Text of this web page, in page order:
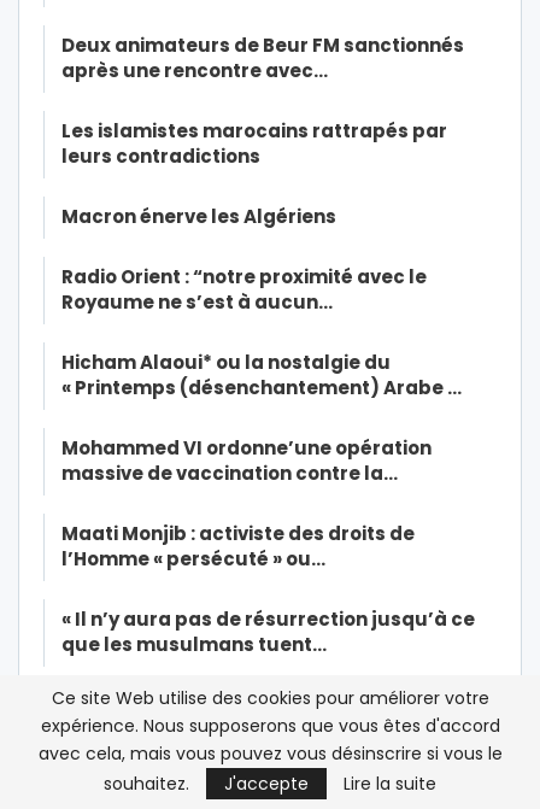
Deux animateurs de Beur FM sanctionnés
après une rencontre avec…
Les islamistes marocains rattrapés par
leurs contradictions
Macron énerve les Algériens
Radio Orient : “notre proximité avec le
Royaume ne s’est à aucun…
Hicham Alaoui* ou la nostalgie du
« Printemps (désenchantement) Arabe …
Mohammed VI ordonne’une opération
massive de vaccination contre la…
Maati Monjib : activiste des droits de
l’Homme « persécuté » ou…
« Il n’y aura pas de résurrection jusqu’à ce
que les musulmans tuent…
Dialogue inter-libyen au Maroc: « Cette
réunion constitue le premier…
Enquête/Al Adl Wal Ihssane-Extrême
Ce site Web utilise des cookies pour améliorer votre
expérience. Nous supposerons que vous êtes d'accord
avec cela, mais vous pouvez vous désinscrire si vous le
souhaitez.
J'accepte Lire la suite